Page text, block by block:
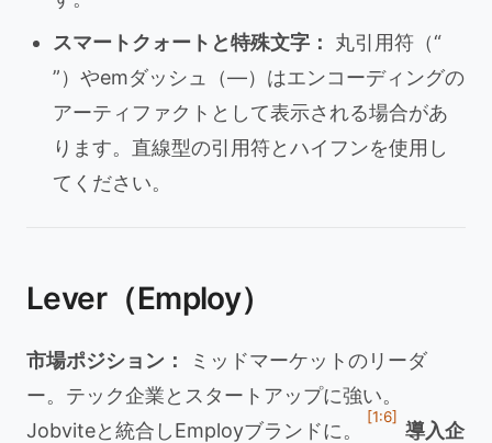
スマートクォートと特殊文字：
丸引用符（“
”）やemダッシュ（—）はエンコーディングの
アーティファクトとして表示される場合があ
ります。直線型の引用符とハイフンを使用し
てください。
Lever（Employ）
市場ポジション：
ミッドマーケットのリーダ
ー。テック企業とスタートアップに強い。
Jobviteと統合しEmployブランドに。
[1:6]
導入企